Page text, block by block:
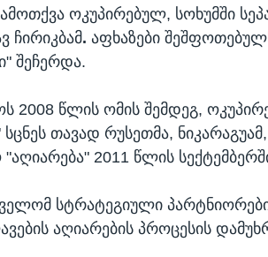
ოკუპირებულ, სოხუმში
ჩირიკბამ. აფხაზები
შეჩერდა.
2008 წლის ომის შემდეგ,
თავად რუსეთმა,
2011 წლის
სტრატეგიული
აღიარების პროცესის